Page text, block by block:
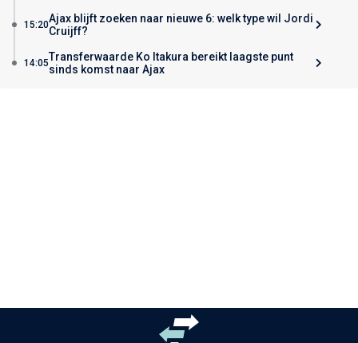
15:20Ajax blijft zoeken naar nieuwe 6: welk type wil Jordi
Cruijff?
14:05Transferwaarde Ko Itakura bereikt laagste punt
sinds komst naar Ajax